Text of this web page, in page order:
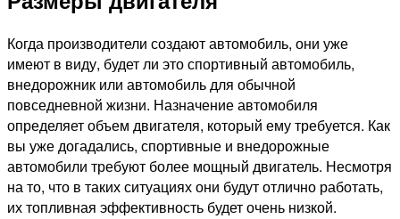
Когда производители создают автомобиль, они уже
имеют в виду, будет ли это спортивный автомобиль,
внедорожник или автомобиль для обычной
повседневной жизни. Назначение автомобиля
определяет объем двигателя, который ему требуется. Как
вы уже догадались, спортивные и внедорожные
автомобили требуют более мощный двигатель. Несмотря
на то, что в таких ситуациях они будут отлично работать,
их топливная эффективность будет очень низкой.